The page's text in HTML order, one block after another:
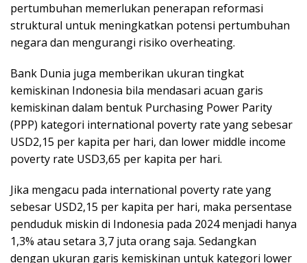
pertumbuhan memerlukan penerapan reformasi
struktural untuk meningkatkan potensi pertumbuhan
negara dan mengurangi risiko overheating.
Bank Dunia juga memberikan ukuran tingkat
kemiskinan Indonesia bila mendasari acuan garis
kemiskinan dalam bentuk Purchasing Power Parity
(PPP) kategori international poverty rate yang sebesar
USD2,15 per kapita per hari, dan lower middle income
poverty rate USD3,65 per kapita per hari.
Jika mengacu pada international poverty rate yang
sebesar USD2,15 per kapita per hari, maka persentase
penduduk miskin di Indonesia pada 2024 menjadi hanya
1,3% atau setara 3,7 juta orang saja. Sedangkan
dengan ukuran garis kemiskinan untuk kategori lower